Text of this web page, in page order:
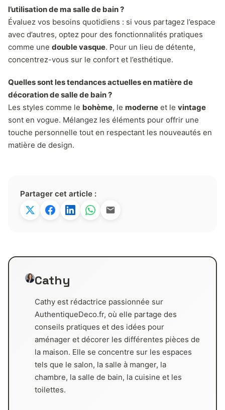
l’utilisation de ma salle de bain ?
Évaluez vos besoins quotidiens : si vous partagez l’espace
avec d’autres, optez pour des fonctionnalités pratiques
comme une double vasque. Pour un lieu de détente,
concentrez-vous sur le confort et l’esthétique.
Quelles sont les tendances actuelles en matière de
décoration de salle de bain ?
Les styles comme le bohème, le moderne et le vintage
sont en vogue. Mélangez les éléments pour offrir une
touche personnelle tout en respectant les nouveautés en
matière de design.
Partager cet article :
Cathy
Cathy est rédactrice passionnée sur
AuthentiqueDeco.fr, où elle partage des
conseils pratiques et des idées pour
aménager et décorer les différentes pièces de
la maison. Elle se concentre sur les espaces
tels que le salon, la salle à manger, la
chambre, la salle de bain, la cuisine et les
toilettes.